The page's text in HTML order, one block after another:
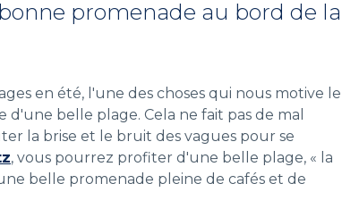
promenade au bord de la
en été, l'une des choses qui nous motive le
d'une belle plage. Cela ne fait pas de mal
la brise et le bruit des vagues pour se
, vous pourrez profiter d'une belle plage, « la
belle promenade pleine de cafés et de